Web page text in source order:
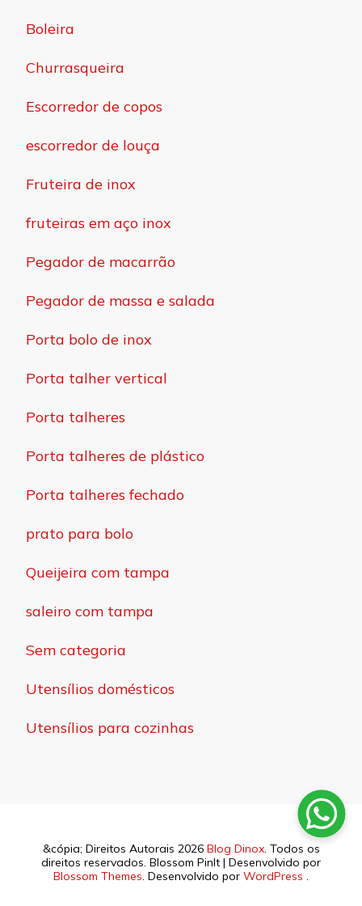
Boleira
Churrasqueira
Escorredor de copos
escorredor de louça
Fruteira de inox
fruteiras em aço inox
Pegador de macarrão
Pegador de massa e salada
Porta bolo de inox
Porta talher vertical
Porta talheres
Porta talheres de plástico
Porta talheres fechado
prato para bolo
Queijeira com tampa
saleiro com tampa
Sem categoria
Utensílios domésticos
Utensílios para cozinhas
&cópia; Direitos Autorais 2026 Blog Dinox. Todos os
direitos reservados. Blossom PinIt | Desenvolvido por
Blossom Themes. Desenvolvido por WordPress .